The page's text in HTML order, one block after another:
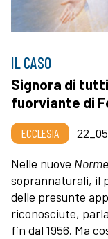
IL CASO
Signora di
fuorviante di
ECCLESIA
Nelle nuove Norme
soprannaturali, il
delle presunte
riconosciute,
fin dal 1956. Ma